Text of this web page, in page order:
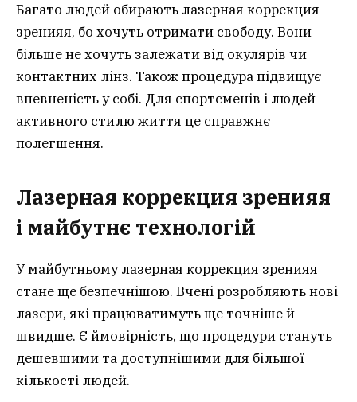
Багато людей обирають лазерная коррекция
зренияя, бо хочуть отримати свободу. Вони
більше не хочуть залежати від окулярів чи
контактних лінз. Також процедура підвищує
впевненість у собі. Для спортсменів і людей
активного стилю життя це справжнє
полегшення.
Лазерная коррекция зренияя
і майбутнє технологій
У майбутньому лазерная коррекция зренияя
стане ще безпечнішою. Вчені розробляють нові
лазери, які працюватимуть ще точніше й
швидше. Є ймовірність, що процедури стануть
дешевшими та доступнішими для більшої
кількості людей.